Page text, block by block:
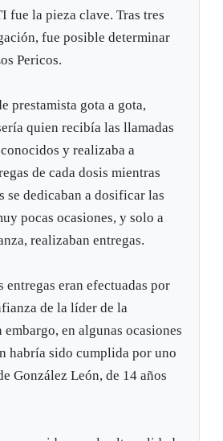
fue la pieza clave. Tras tres
fue posible determinar
Pericos.
prestamista gota a gota,
quien recibía las llamadas
y realizaba a
de cada dosis mientras
se dedicaban a dosificar las
pocas ocasiones, y solo a
realizaban entregas.
entregas eran efectuadas por
de la líder de la
en algunas ocasiones
habría sido cumplida por uno
González León, de 14 años